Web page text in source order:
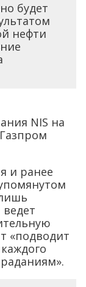
будет
нефти
NIS на
и ранее
«подводит